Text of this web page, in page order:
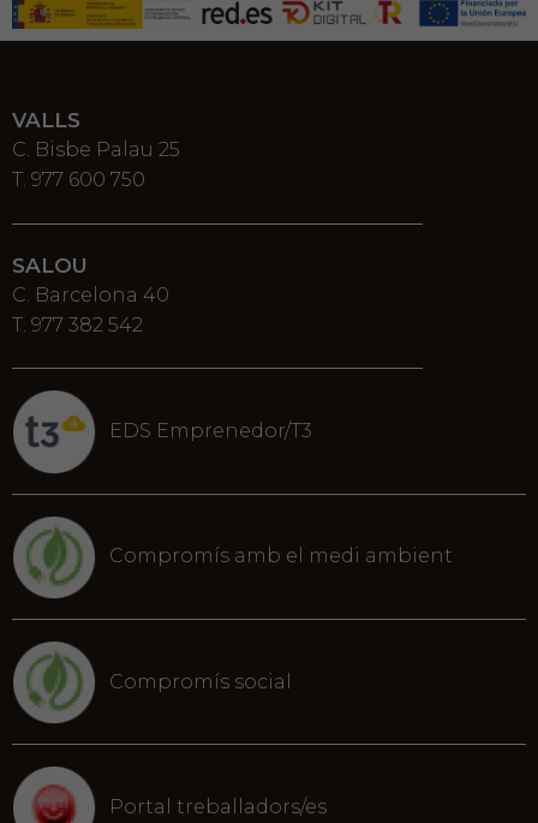
VALLS
C. Bisbe Palau 25
T. 977 600 750
SALOU
C. Barcelona 40
T. 977 382 542
EDS Emprenedor/T3
Compromís amb el medi ambient
Compromís social
Portal treballadors/es